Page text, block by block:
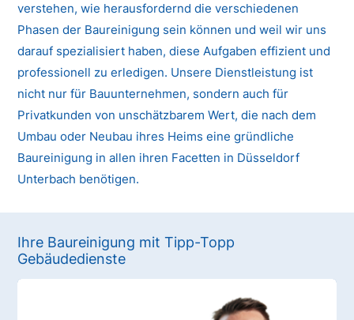
verstehen, wie herausfordernd die verschiedenen
Phasen der Baureinigung sein können und weil wir uns
darauf spezialisiert haben, diese Aufgaben effizient und
professionell zu erledigen. Unsere Dienstleistung ist
nicht nur für Bauunternehmen, sondern auch für
Privatkunden von unschätzbarem Wert, die nach dem
Umbau oder Neubau ihres Heims eine gründliche
Baureinigung in allen ihren Facetten in Düsseldorf
Unterbach benötigen.
Ihre Baureinigung mit Tipp-Topp
Gebäudedienste